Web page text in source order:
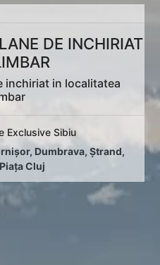
DE INCHIRIAT
inchiriat in localitatea
Exclusive Sibiu
, Dumbrava,Ștrand,
Piața Cluj